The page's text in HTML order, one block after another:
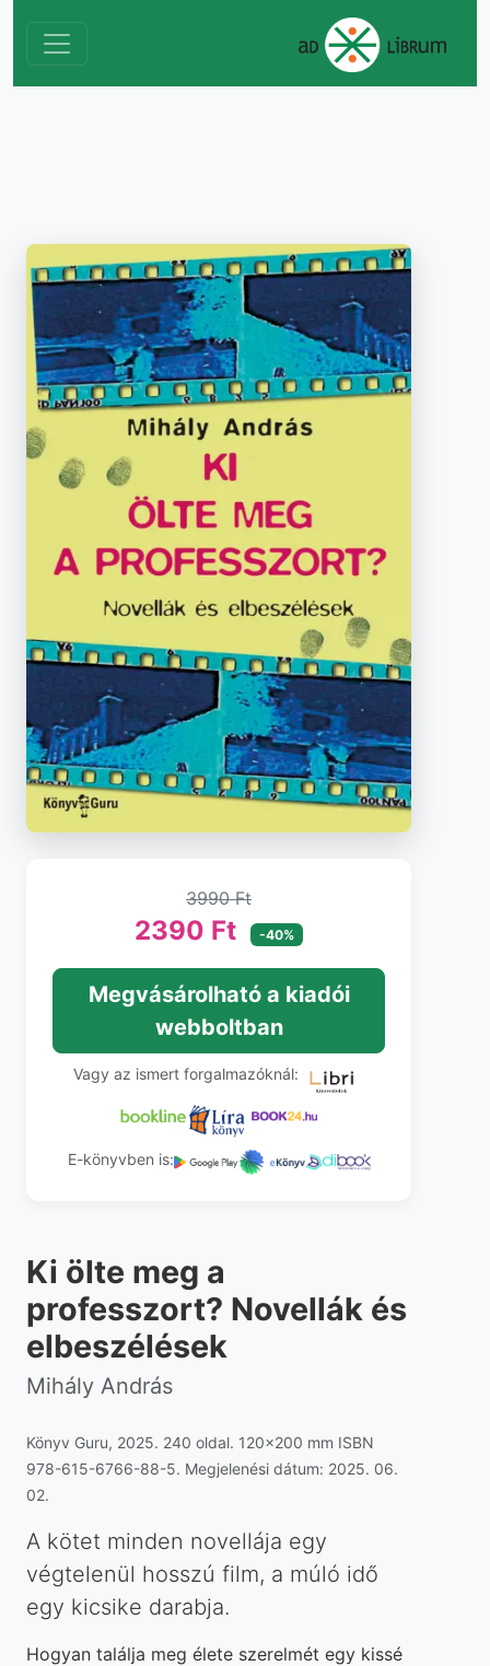
3990 Ft
2390 Ft -40%
Megvásárolható a kiadói
webboltban
Vagy az ismert forgalmazóknál:
E-könyvben is:
Ki ölte meg a
professzort? Novellák és
elbeszélések
Mihály András
Könyv Guru, 2025. 240 oldal. 120x200 mm ISBN
978-615-6766-88-5. Megjelenési dátum: 2025. 06.
02.
A kötet minden novellája egy
végtelenül hosszú film, a múló idő
egy kicsike darabja.
Hogyan találja meg élete szerelmét egy kissé